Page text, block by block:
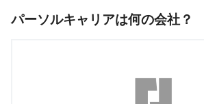
パーソルキャリアは何の会社？